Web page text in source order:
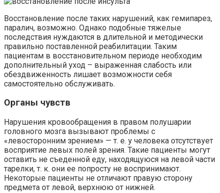
Восстановление после таких нарушений, как гемипарез,
паралич, возможно. Однако подобные тяжелые
последствия нуждаются в длительной и методически
правильно поставленной реабилитации. Таким
пациентам в восстановительном периоде необходим
дополнительный уход – выраженная слабость или
обездвиженность лишает возможности себя
самостоятельно обслуживать.
Органы чувств
Нарушения кровообращения в правом полушарии
головного мозга вызывают проблемы с
«левосторонним зрением» — т. е. у человека отсутствует
восприятие левых полей зрения. Такие пациенты могут
оставить не съеденной еду, находящуюся на левой части
тарелки, т. к. они ее попросту не воспринимают.
Некоторые пациенты не отличают правую сторону
предмета от левой, верхнюю от нижней.